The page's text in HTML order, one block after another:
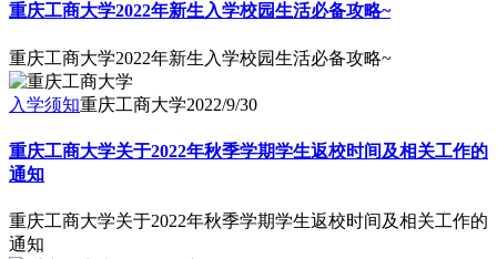
重庆工商大学2022年新生入学校园生活必备攻略~
重庆工商大学2022年新生入学校园生活必备攻略~
入学须知重庆工商大学2022/9/30
重庆工商大学关于2022年秋季学期学生返校时间及相关工作的
通知
重庆工商大学关于2022年秋季学期学生返校时间及相关工作的
通知